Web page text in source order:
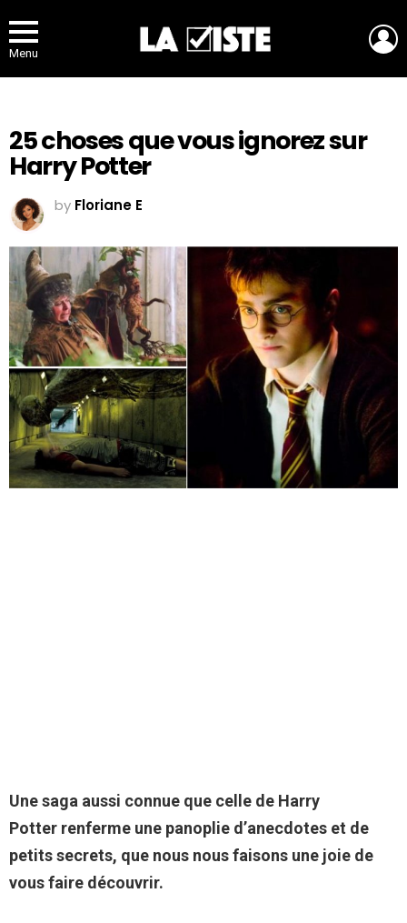
Menu
25 choses que vous ignorez sur
Harry Potter
by Floriane E
Une saga aussi connue que celle de Harry
Potter renferme une panoplie d’anecdotes et de
petits secrets, que nous nous faisons une joie de
vous faire découvrir.